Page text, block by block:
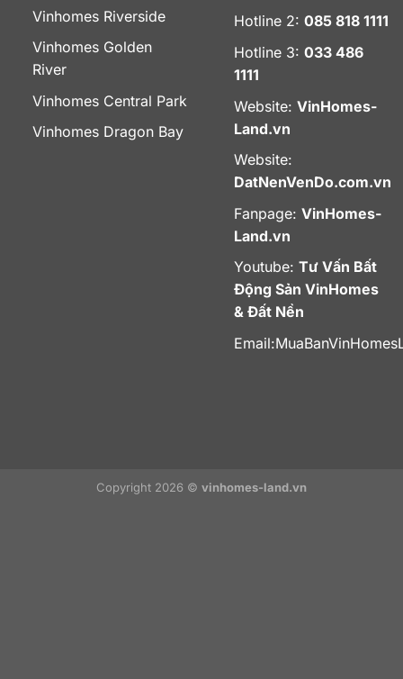
Vinhomes Riverside
Vinhomes Golden
River
Vinhomes Central Park
Vinhomes Dragon Bay
Hotline 2: 085 818 1111
Hotline 3: 033 486
1111
Website: VinHomes-
Land.vn
Website:
DatNenVenDo.com.vn
Fanpage: VinHomes-
Land.vn
Youtube: Tư Vấn Bất
Động Sản VinHomes
& Đất Nền
Email:
Copyright 2026 © vinhomes-land.vn